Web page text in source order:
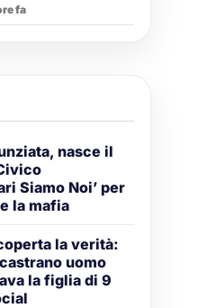
fa
nasce il
Siamo Noi’ per
la mafia
la verità:
uomo
la figlia di 9